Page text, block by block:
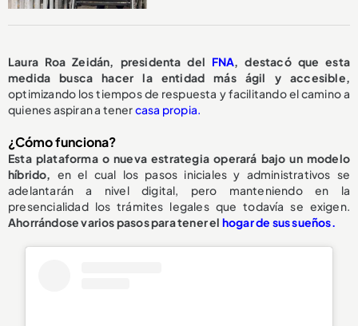
Laura Roa Zeidán, presidenta del FNA, destacó que esta
medida busca hacer la entidad más ágil y accesible,
optimizando los tiempos de respuesta y facilitando el camino a
quienes aspiran a tenercasa propia.
¿Cómo funciona?
Esta plataforma o nueva estrategia operará bajo un modelo
híbrido, en el cual los pasos iniciales y administrativos se
adelantarán a nivel digital, pero manteniendo en la
presencialidad los trámites legales que todavía se exigen.
Ahorrándose varios pasos para tener el hogar de sus sueños.